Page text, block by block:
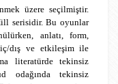
üzere seçilmiştir.
serisidir. Bu oyunlar
anlatı, form,
dış ve etkileşim ile
literatürde tekinsiz
odağında tekinsiz